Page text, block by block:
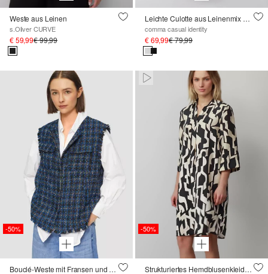
Weste aus Leinen
s.Oliver CURVE
€ 59,99€ 99,99
Leichte Culotte aus Leinenmix mit Schlitzen
comma casual identity
€ 69,99€ 79,99
-50%
Bouclé-Weste mit Fransen und Brusttaschen
Paused • Muted
-50%
Strukturiertes Hemdblusenkleid mit 3/4-Ärmeln und seitlichen Eingrifftaschen